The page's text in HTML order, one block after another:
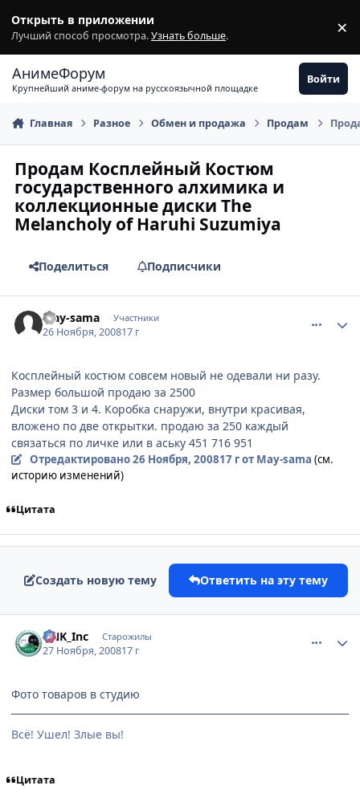
Открыть в приложении
Лучший способ просмотра.Узнать больше. ×
АнимеФорум
Крупнейший аниме-форум на русскоязычной площадке
Войти
Главная Разное Обмен и продажа Продам
Продам Косплейный Костюм
государственного алхимика и
коллекционные диски The
Melancholy of Haruhi Suzumiya
Поделиться Подписчики
May-sama Участники
26 Ноября, 200817 г
Косплейный костюм совсем новый не одевали ни разу.
Размер большой продаю за 2500
Диски том 3 и 4. Коробка снаружи, внутри красивая,
вложено по две открытки. продаю за 250 каждый
связаться по личке или в аську 451 716 951
Отредактировано26 Ноября, 200817 гот May-sama (см.
историю изменений)
Цитата
Создать новую тему Ответить на эту тему
DNK_Inc Старожилы
27 Ноября, 200817 г
Фото товаров в студию
Всё! Ушел! Злые вы!
Цитата